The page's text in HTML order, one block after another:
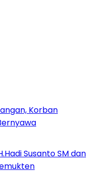
Korban
Susanto SM dan